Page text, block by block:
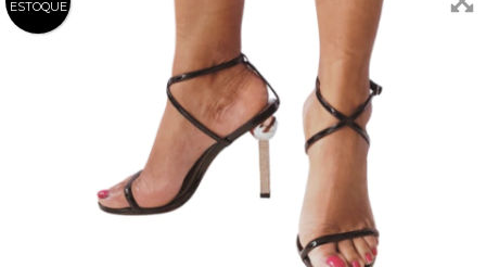
ESTOQUE